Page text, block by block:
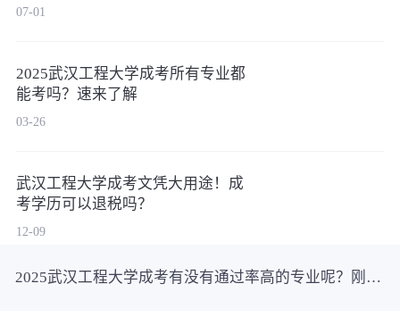
07-01
2025武汉工程大学成考所有专业都
能考吗？速来了解
03-26
武汉工程大学成考文凭大用途！成
考学历可以退税吗？
12-09
2025武汉工程大学成考有没有通过率高的专业呢？刚刚发布！